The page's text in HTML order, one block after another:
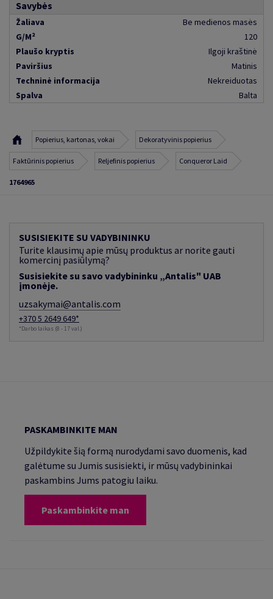
Savybės
Žaliava
Be medienos masės
G/M²
120
Plaušo kryptis
Ilgoji kraštinė
Paviršius
Matinis
Techninė informacija
Nekreiduotas
Spalva
Balta
Popierius, kartonas, vokai Dekoratyvinis popierius
Faktūrinis popierius Reljefinis popierius Conqueror Laid
1764965
SUSISIEKITE SU VADYBININKU
Turite klausimų apie mūsų produktus ar norite gauti
komercinį pasiūlymą?
Susisiekite su savo vadybininku „Antalis" UAB
įmonėje.
uzsakymai@antalis.com
+370 5 2649 649*
*Darbo laikas (8 - 17 val.)
PASKAMBINKITE MAN
Užpildykite šią formą nurodydami savo duomenis, kad
galėtume su Jumis susisiekti, ir mūsų vadybininkai
paskambins Jums patogiu laiku.
Paskambinkite man